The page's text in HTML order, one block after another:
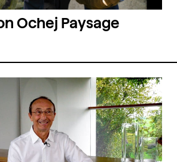
Ochej Paysage